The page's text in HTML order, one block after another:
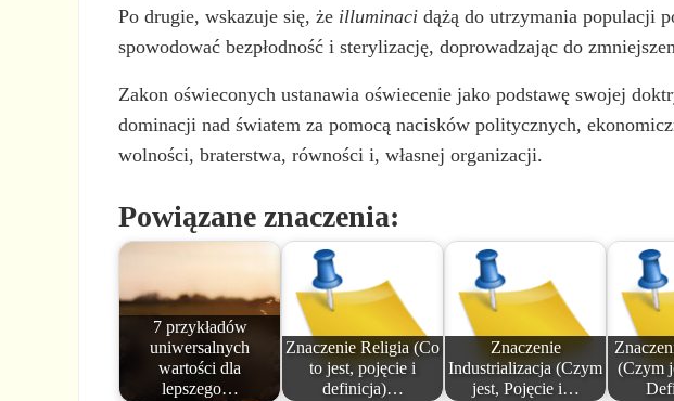
Po drugie, wskazuje się, że illuminaci dążą do utrzymania populacji
spowodować bezpłodność i sterylizację, doprowadzając do
Zakon oświeconych ustanawia oświecenie jako podstawę swojej
dominacji nad światem za pomocą nacisków politycznych,
wolności, braterstwa, równości i, własnej organizacji.
Powiązane znaczenia:
7 przykładów
uniwersalnych
wartości dla
lepszego…
Znaczenie Religia (Co
to jest, pojęcie i
definicja)…
Znaczenie
Industrializacja (Czym
jest, Pojęcie i…
(Czym